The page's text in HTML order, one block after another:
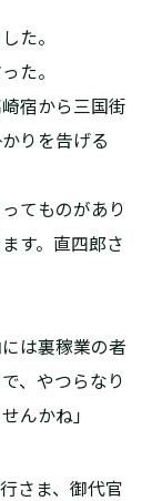
た。
た。
宿から三国街
りを告げる
てものがあり
す。直四郎さ
は裏稼業の者
、やつらなり
んかね」
さま、御代官